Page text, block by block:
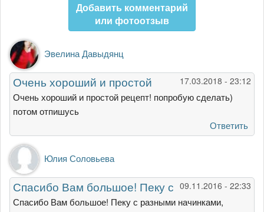
Добавить комментарий
или фотоотзыв
Эвелина Давыдянц
17.03.2018 - 23:12
Очень хороший и простой
Очень хороший и простой рецепт! попробую сделать)
потом отпишусь
Ответить
Юлия Соловьева
09.11.2016 - 22:33
Спасибо Вам большое! Пеку с
Спасибо Вам большое! Пеку с разными начинками,